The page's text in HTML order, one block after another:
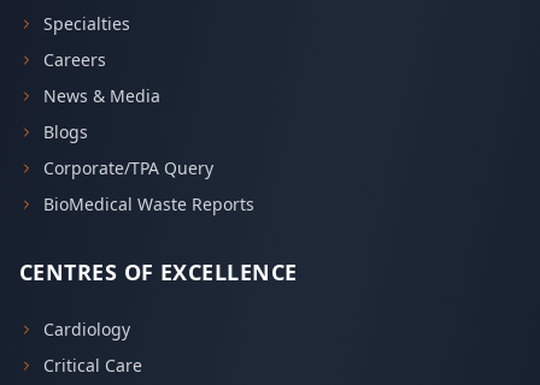
Specialties
Careers
News & Media
Blogs
Corporate/TPA Query
BioMedical Waste Reports
CENTRES OF EXCELLENCE
Cardiology
Critical Care